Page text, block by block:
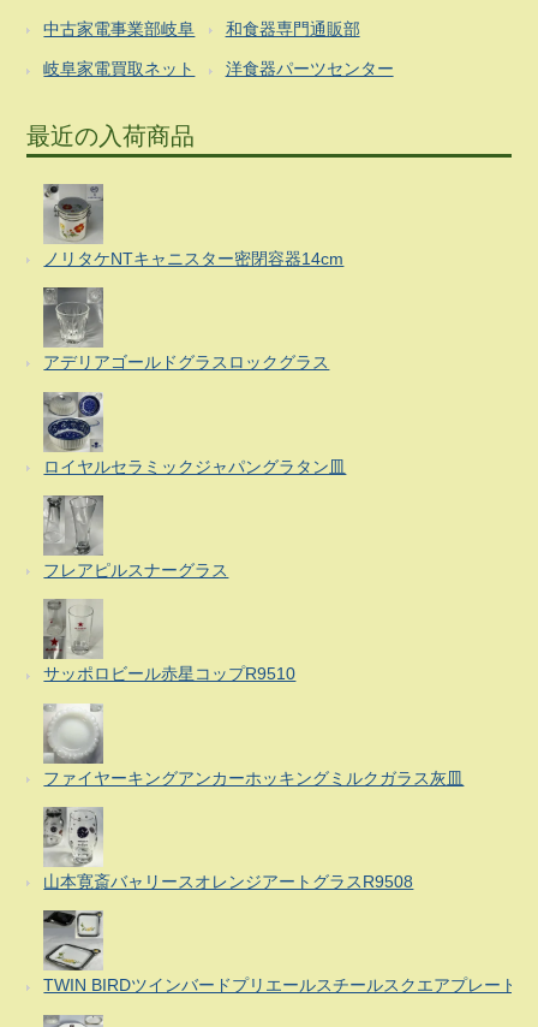
中古家電事業部岐阜 和食器専門通販部
岐阜家電買取ネット 洋食器パーツセンター
最近の入荷商品
ノリタケNTキャニスター密閉容器14cm
アデリアゴールドグラスロックグラス
ロイヤルセラミックジャパングラタン皿
フレアピルスナーグラス
サッポロビール赤星コップR9510
ファイヤーキングアンカーホッキングミルクガラス灰皿
山本寛斎バャリースオレンジアートグラスR9508
TWIN BIRDツインバードプリエールスチールスクエアプレート